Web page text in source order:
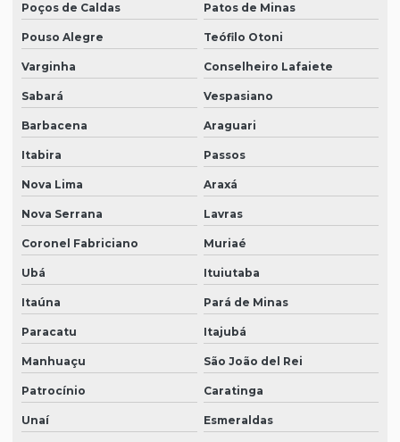
Poços de Caldas Patos de Minas
Pouso Alegre Teófilo Otoni
Varginha Conselheiro Lafaiete
Sabará Vespasiano
Barbacena Araguari
Itabira Passos
Nova Lima Araxá
Nova Serrana Lavras
Coronel Fabriciano Muriaé
Ubá Ituiutaba
Itaúna Pará de Minas
Paracatu Itajubá
Manhuaçu São João del Rei
Patrocínio Caratinga
Unaí Esmeraldas